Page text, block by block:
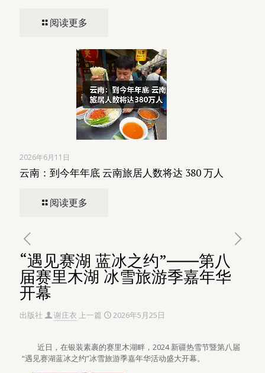
阅读更多
2026年6月11日
云南：到今年年底 云南旅居人数将达 380 万人
阅读更多
“遇见赛湖 蓝冰之约”――第八
届赛里木湖 冰雪旅游季嘉年华
开幕
出版社 谢庄衣 上一篇 2026年5月25日
近日，在银装素裹的赛里木湖畔，2024 新疆热雪节暨第八届
“遇见赛湖蓝冰之约”冰雪旅游季嘉年华活动盛大开幕。